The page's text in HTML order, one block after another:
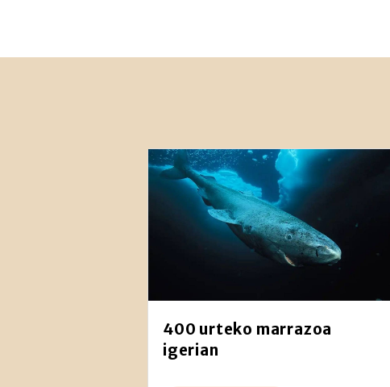
400 urteko marrazoa
igerian